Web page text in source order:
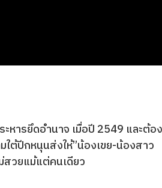
ารยึดอำนาจ เมื่อปี 2549 และต้อง
ใต้ปีกหนุนส่งให้”น้องเขย-น้องสาว
สวยแม้แต่คนเดียว